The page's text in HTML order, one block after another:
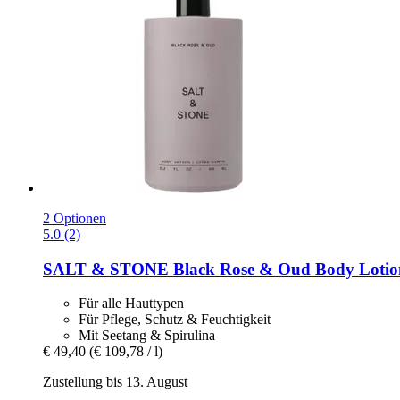
2 Optionen
5.0 (2)
SALT & STONE Black Rose & Oud Body
Für alle Hauttypen
Für Pflege, Schutz & Feuchtigkeit
Mit Seetang & Spirulina
€ 49,40 (€ 109,78 / l)
Zustellung bis 13. August